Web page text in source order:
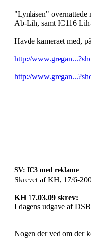
"Lynlåsen" overnattede
Ab-Lih, samt IC116
Havde kameraet med,
http://
http://
SV: IC3 med reklame
Skrevet af KH, 17/6-
KH 17.03.09 skrev:
I dagens udgave af
Nogen der ved om der